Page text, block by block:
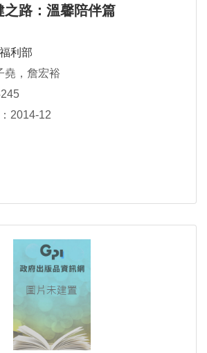
之路：溫馨陪伴篇
利部
堯，詹宏裕
2014-12